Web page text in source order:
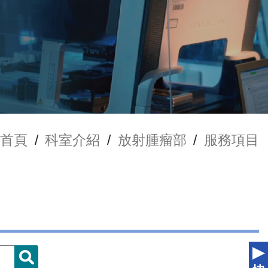
首頁 / 科室介紹 / 放射腫瘤部 / 服務項目